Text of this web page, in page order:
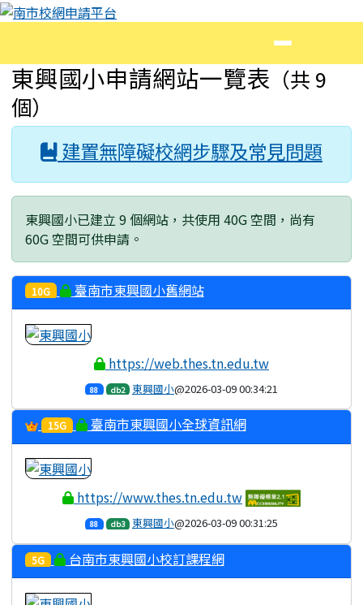
跳至主內容區
南市校網申請平台
主內容區域
東興國小申請網站一覽表 （共 9
個）
建置無障礙校網步驟及常見問題
東興國小已建立 9 個網站，共使用 40G 空間，尚有
60G 空間可供申請。
10G 臺南市東興國小舊網站
https://web.thes.tn.edu.tw
88 db2 東興國小@2026-03-09 00:34:21
15G 臺南市東興國小全球資訊網
https://www.thes.tn.edu.tw
88 db3 東興國小@2026-03-09 00:31:25
5G 台南市東興國小校訂課程網
頁尾區域